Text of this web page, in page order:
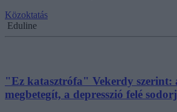
Közoktatás
Eduline
"Ez katasztrófa" Vekerdy szerint:
megbetegít, a depresszió felé